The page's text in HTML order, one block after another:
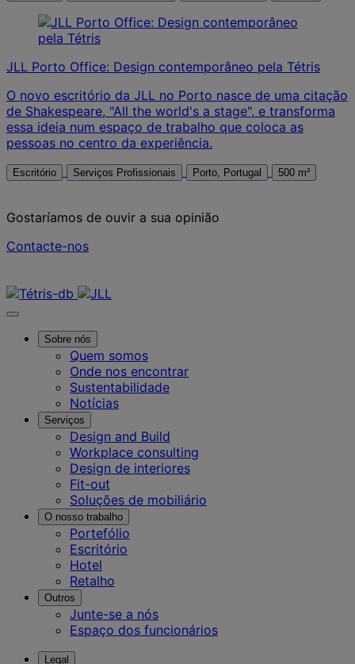
JLL Porto Office: Design contemporâneo pela Tétris
O novo escritório da JLL no Porto nasce de uma citação
de Shakespeare, "All the world's a stage", e transforma
essa ideia num espaço de trabalho que coloca as
pessoas no centro da experiência.
Escritório Serviços Profissionais Porto, Portugal 500 m²
Gostaríamos de ouvir a sua opinião
Contacte-nos
Sobre nós
Quem somos
Onde nos encontrar
Sustentabilidade
Notícias
Serviços
Design and Build
Workplace consulting
Design de interiores
Fit-out
Soluções de mobiliário
O nosso trabalho
Portefólio
Escritório
Hotel
Retalho
Outros
Junte-se a nós
Espaço dos funcionários
Legal